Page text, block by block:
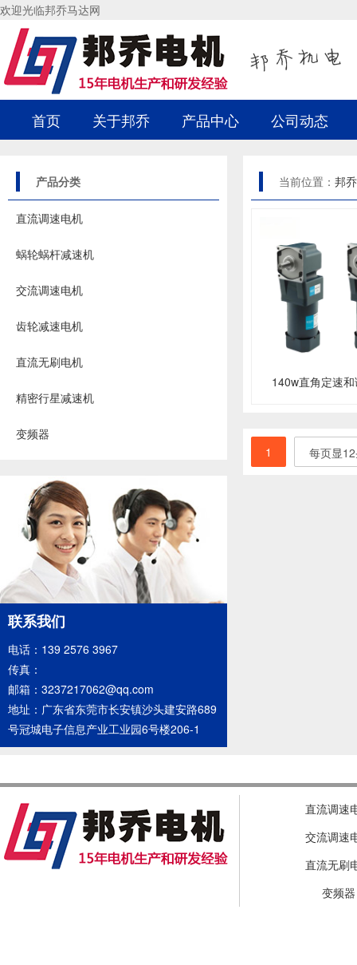
欢迎光临邦乔马达网
首页 关于邦乔 产品中心 公司动态
产品分类
直流调速电机
蜗轮蜗杆减速机
交流调速电机
齿轮减速电机
直流无刷电机
精密行星减速机
变频器
联系我们
电话：139 2576 3967
传真：
邮箱：3237217062@qq.com
地址：广东省东莞市长安镇沙头建安路689
号冠城电子信息产业工业园6号楼206-1
当前位置： 邦
140w直角定速
1 每页显
直流调速
交流调速
直流无刷
变频器